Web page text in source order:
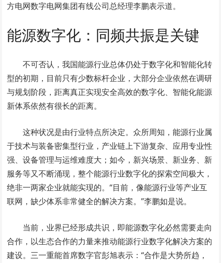
方电网数字电网集团有线公司总经理李鹏表示道。
能源数字化：同频共振是关键
不可否认，我国能源行业总体仍处于数字化和智能化转
型的初期，目前只有少数标杆企业，大部分企业依然在调研
与规划阶段，距离真正实现安全高效的数字化、智能化能源
新体系依然有很长的距离。
这种状况是由行业特点所决定。众所周知，能源行业属
于技术与装备密集型行业，产业链上下游复杂、应用专业性
强、设备管理与运维难度大；如今，新兴场景、新业务、新
服务等又不断涌现，整个能源行业数字化的探索空间极大，
绝非一两家企业就能实现的。“目前，像能源行业等产业互
联网，缺少体系非常健全的解决方案。”李鹏如是说。
当前，业界已经形成共识，即能源数字化必然需要走向
合作，以生态合作的力量来推动能源行业数字化解决方案的
建设。三一重能首席数字官彭旭表示：“合作是大势所趋，